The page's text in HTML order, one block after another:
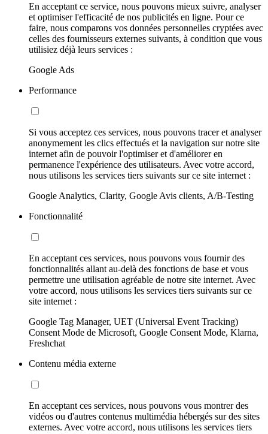
En acceptant ce service, nous pouvons mieux suivre, analyser
et optimiser l'efficacité de nos publicités en ligne. Pour ce
faire, nous comparons vos données personnelles cryptées avec
celles des fournisseurs externes suivants, à condition que vous
utilisiez déjà leurs services :
Google Ads
Performance
Si vous acceptez ces services, nous pouvons tracer et analyser
anonymement les clics effectués et la navigation sur notre site
internet afin de pouvoir l'optimiser et d'améliorer en
permanence l'expérience des utilisateurs. Avec votre accord,
nous utilisons les services tiers suivants sur ce site internet :
Google Analytics, Clarity, Google Avis clients, A/B-Testing
Fonctionnalité
En acceptant ces services, nous pouvons vous fournir des
fonctionnalités allant au-delà des fonctions de base et vous
permettre une utilisation agréable de notre site internet. Avec
votre accord, nous utilisons les services tiers suivants sur ce
site internet :
Google Tag Manager, UET (Universal Event Tracking)
Consent Mode de Microsoft, Google Consent Mode, Klarna,
Freshchat
Contenu média externe
En acceptant ces services, nous pouvons vous montrer des
vidéos ou d'autres contenus multimédia hébergés sur des sites
externes. Avec votre accord, nous utilisons les services tiers